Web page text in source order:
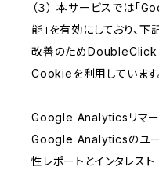
（３） 本サービスでは
能」を有効にしており、
改善のためDoubleClick
Cookieを利用しています
Google Analyticsリマー
Google Analyticsのユー
性レポートとインタレスト